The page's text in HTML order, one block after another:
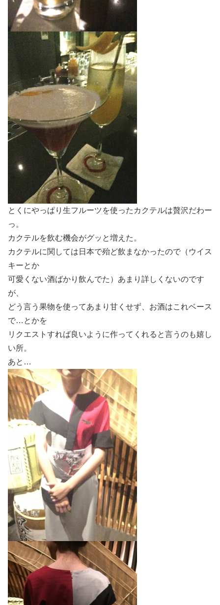
とくにやっぱり生フルーツを使ったカクテルは贅沢だわー
っ。
カクテルを飲む機会がグッと増えた。
カクテルに関しては日本で殆ど飲まなかったので（ウイス
キーとか
可愛くない酒ばかり飲んでた）あまり詳しくないのです
が、
どう言う果物を使ってあまり甘くせず、お酒はこれベース
で…とかを
リクエストすれば良いように作ってくれると言うのも嬉し
い所。
あと…